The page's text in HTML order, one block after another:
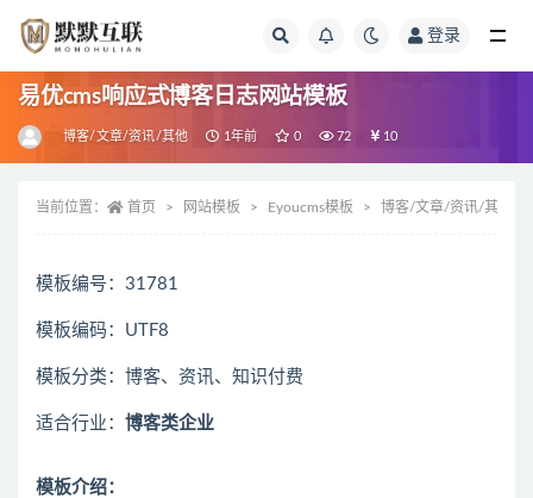
登录
易优cms响应式博客日志网站模板
博客/文章/资讯/其他 1年前 0 72 10
当前位置： 首页 网站模板 Eyoucms模板 博客/文章/资讯/其他
模板编号：31781
模板编码：UTF8
模板分类：博客、资讯、知识付费
适合行业： 博客类企业
模板介绍：